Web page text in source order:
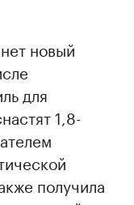
новый
для
1,8-
получила